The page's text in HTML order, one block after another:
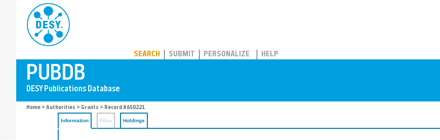
SEARCH SUBMIT PERSONALIZE HELP
Home > Authorities > Grants > Record #650221
Information Files Holdings